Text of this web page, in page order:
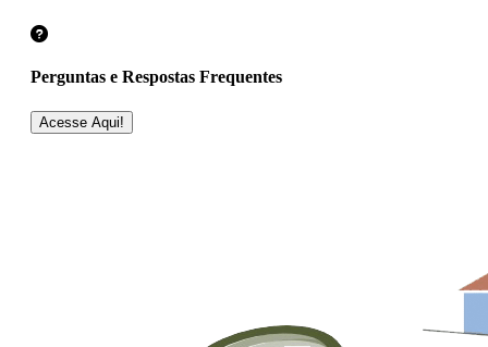
Perguntas e Respostas Frequentes
Acesse Aqui!